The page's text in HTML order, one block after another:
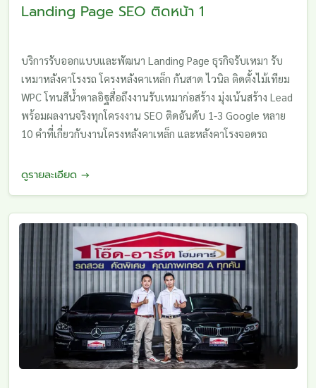
Landing Page SEO ติดหน้า 1
บริการรับออกแบบและพัฒนา Landing Page ธุรกิจรับเหมา รับ
เหมาหลังคาโรงรถ โครงหลังคาเหล็ก กันสาด ไวนิล ติดตั้งไม้เทียม
WPC โทนสีน้ำตาลอิฐสื่อถึงงานรับเหมาก่อสร้าง มุ่งเน้นสร้าง Lead
พร้อมผลงานจริงทุกโครงงาน SEO ติดอันดับ 1-3 Google หลาย
10 คำที่เกี่ยวกับงานโครงหลังคาเหล็ก และหลังคาโรงจอดรถ
ดูรายละเอียด →